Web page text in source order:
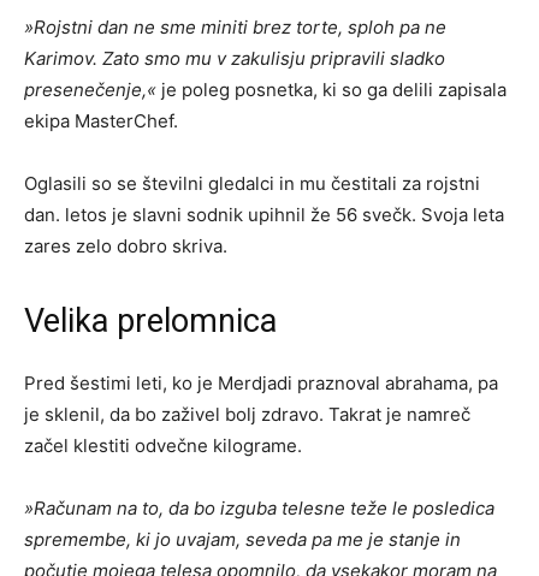
»Rojstni dan ne sme miniti brez torte, sploh pa ne
Karimov. Zato smo mu v zakulisju pripravili sladko
presenečenje,« je poleg posnetka, ki so ga delili zapisala
ekipa MasterChef.
Oglasili so se številni gledalci in mu čestitali za rojstni
dan. letos je slavni sodnik upihnil že 56 svečk. Svoja leta
zares zelo dobro skriva.
Velika prelomnica
Pred šestimi leti, ko je Merdjadi praznoval abrahama, pa
je sklenil, da bo zaživel bolj zdravo. Takrat je namreč
začel klestiti odvečne kilograme.
»Računam na to, da bo izguba telesne teže le posledica
spremembe, ki jo uvajam, seveda pa me je stanje in
počutje mojega telesa opomnilo, da vsekakor moram na